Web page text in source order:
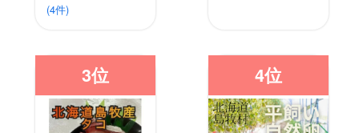
(4件)
3位 4位